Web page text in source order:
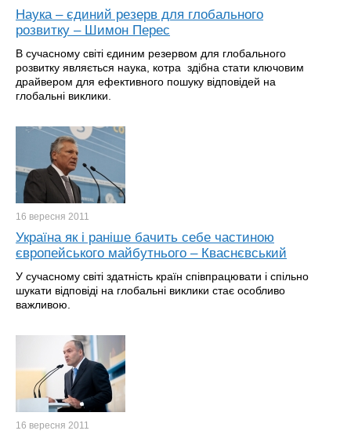
Наука – єдиний резерв для глобального
розвитку – Шимон Перес
В сучасному світі єдиним резервом для глобального
розвитку являється наука, котра здібна стати ключовим
драйвером для ефективного пошуку відповідей на
глобальні виклики.
16 вересня 2011
Україна як і раніше бачить себе частиною
європейського майбутнього – Кваснєвський
У сучасному світі здатність країн співпрацювати і спільно
шукати відповіді на глобальні виклики стає особливо
важливою.
16 вересня 2011